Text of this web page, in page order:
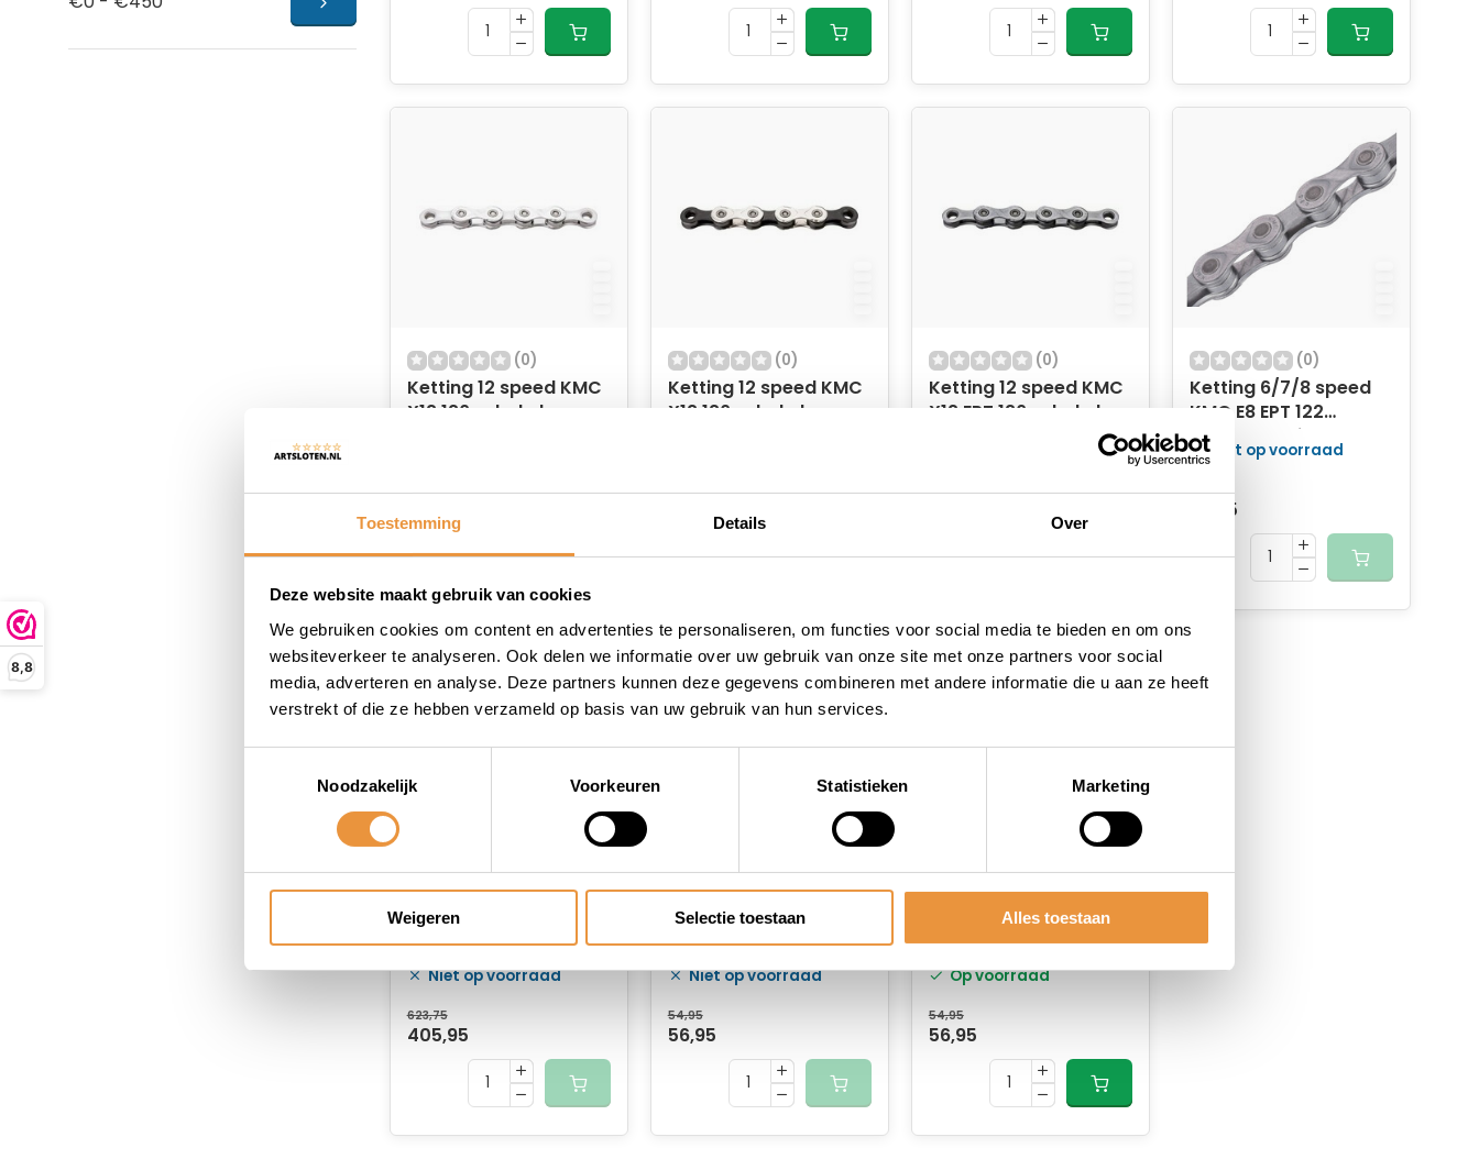
Toestemming Details Over
Deze website maakt gebruik van cookies
We gebruiken cookies om content en advertenties te personaliseren, om functies voor social media te bieden en om ons
websiteverkeer te analyseren. Ook delen we informatie over uw gebruik van onze site met onze partners voor social
media, adverteren en analyse. Deze partners kunnen deze gegevens combineren met andere informatie die u aan ze heeft
verstrekt of die ze hebben verzameld op basis van uw gebruik van hun services.
Noodzakelijk
Voorkeuren Statistieken Marketing
Weigeren Selectie toestaan Alles toestaan
8,8
(0)
Ketting 12 speed KMC
X12 126 schakels -
54,95
(0)
Ketting 12 speed KMC
X12 126 schakels -
39,95
(0)
Ketting 12 speed KMC
X12 EPT 126 schakels -
49,95
(0)
Ketting 6/7/8 speed
KMC E8 EPT 122
schakels - zilver
Niet op voorraad
34,95
32,95
(0)
Ketting KMC X10.73 10
speed 120 schakels
werkplaatsverpakking)
Niet op voorraad
623,75
405,95
(0)
Ketting single speed
KMC X101 Gold 112
Niet op voorraad
54,95
56,95
Ketting single speed
KMC X101 Silver 112
Op voorraad
54,95
56,95